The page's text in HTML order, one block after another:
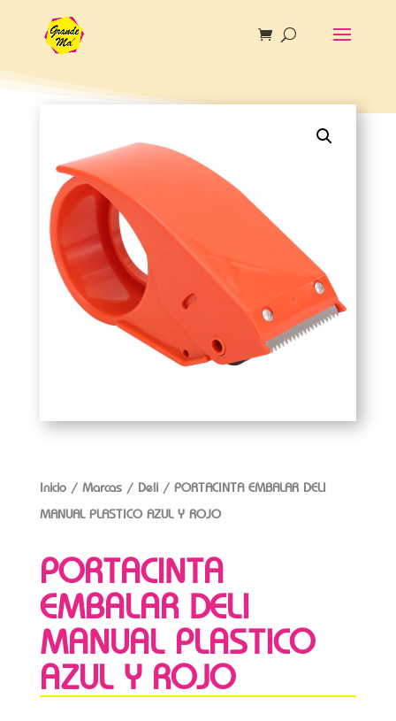
Inicio/ Marcas/ Deli/ PORTACINTA EMBALAR DELI
MANUAL PLASTICO AZUL Y ROJO
PORTACINTA
EMBALAR DELI
MANUAL PLASTICO
AZUL Y ROJO